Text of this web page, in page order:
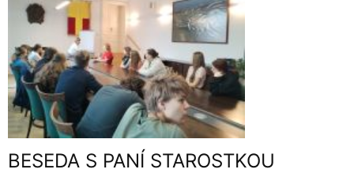
BESEDA S PANÍ STAROSTKOU